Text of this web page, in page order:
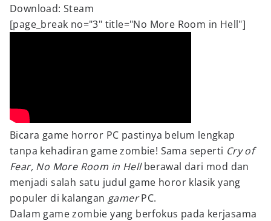
Download: Steam
[page_break no="3" title="No More Room in Hell"]
Bicara game horror PC pastinya belum lengkap
tanpa kehadiran game zombie! Sama seperti Cry of
Fear, No More Room in Hellberawal dari mod dan
menjadi salah satu judul game horor klasik yang
populer di kalangan gamerPC.
Dalam game zombie yang berfokus pada kerjasama